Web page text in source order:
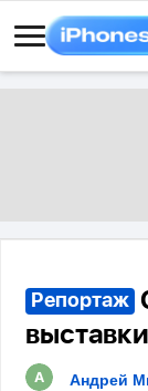
Репортаж
Андрей